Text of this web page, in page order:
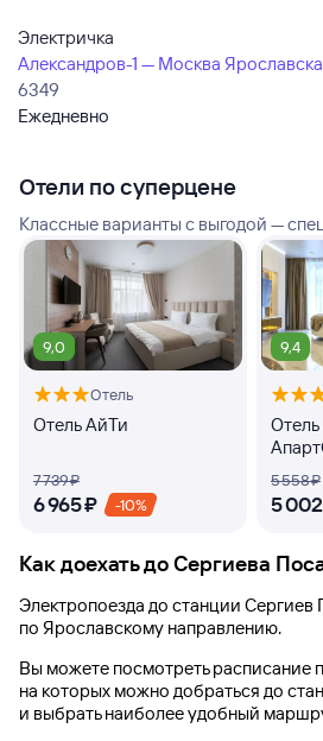
Электричка
Александров-1 — Москва
6349
Ежедневно
Отели по суперцене
Классные варианты с выгодой —
9,0
Отель
Отель АйТи
7 ⁠739 ⁠₽
6 ⁠965 ⁠₽ -10%
9,4
5 ⁠558 ⁠₽
5
Как доехать доСергиева
Электропоезда до станции Сергиев
по Ярославскому направлению.
Вы можете посмотреть расписание
на которых можно добраться до
и выбрать наиболее удобный